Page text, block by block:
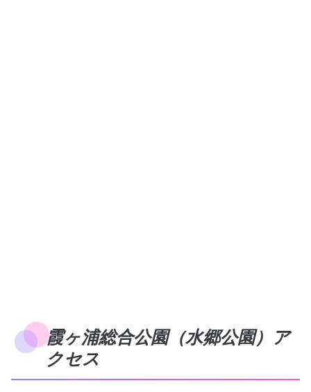
霞ヶ浦総合公園（水郷公園）ア
クセス